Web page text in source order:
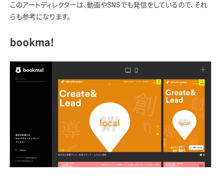
このアートディレクターは、動画やSNSでも発信をしているので、それ
らも参考になります。
bookma!